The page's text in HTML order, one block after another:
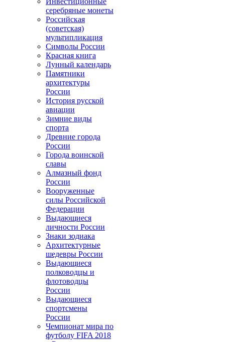
серебряные монеты
Российская
(советская)
мультипликация
Символы России
Красная книга
Лунный календарь
Памятники
архитектуры
России
История русской
авиации
Зимние виды
спорта
Древние города
России
Города воинской
славы
Алмазный фонд
России
Вооруженные
силы Российской
Федерации
Выдающиеся
личности России
Знаки зодиака
Архитектурные
шедевры России
Выдающиеся
полководцы и
флотоводцы
России
Выдающиеся
спортсмены
России
Чемпионат мира по
футболу FIFA 2018